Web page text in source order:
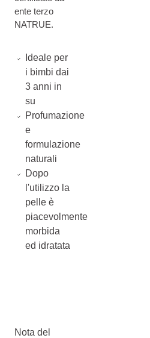
ente terzo
NATRUE.
Ideale per
i bimbi dai
3 anni in
su
Profumazione
e
formulazione
naturali
Dopo
l'utilizzo la
pelle è
piacevolmente
morbida
ed idratata
Nota del